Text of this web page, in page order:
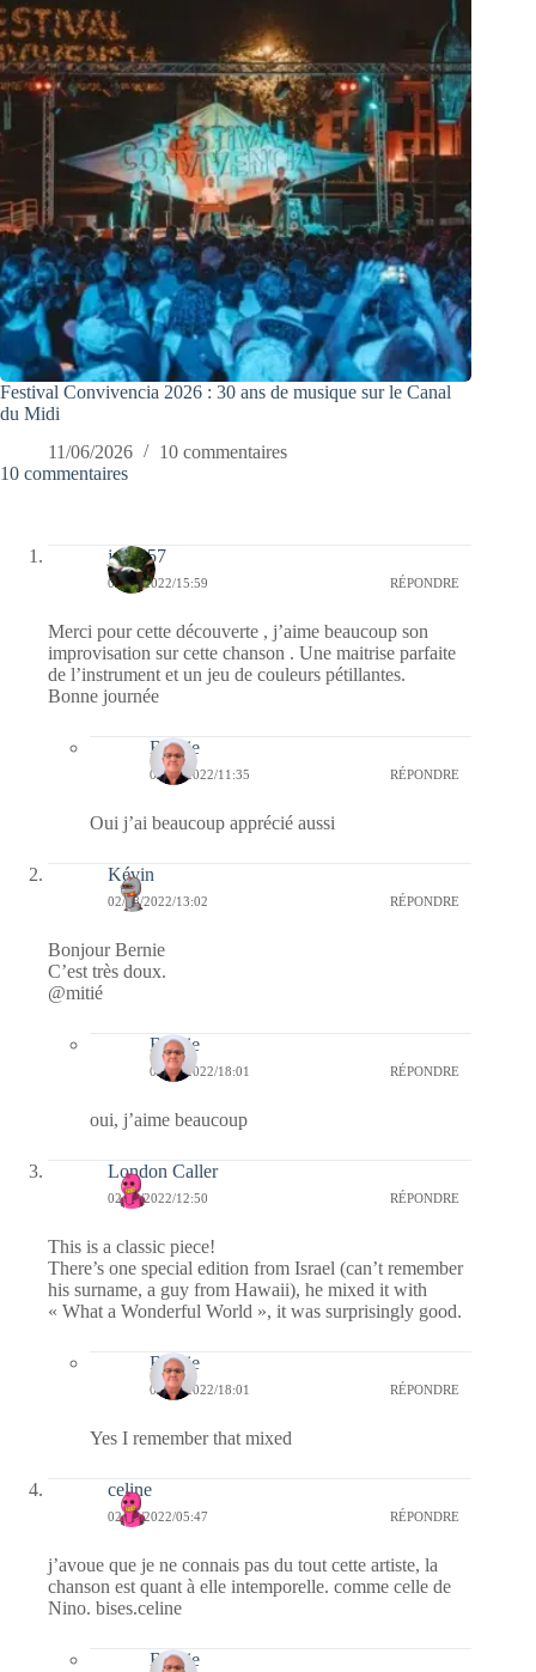
Festival Convivencia 2026 : 30 ans de musique sur le Canal
du Midi
11/06/2026
10 commentaires
10 commentaires
jazzy57
03/08/2022/15:59 RÉPONDRE
Merci pour cette découverte , j’aime beaucoup son
improvisation sur cette chanson . Une maitrise parfaite
de l’instrument et un jeu de couleurs pétillantes.
Bonne journée
Bernie
07/08/2022/11:35 RÉPONDRE
Oui j’ai beaucoup apprécié aussi
Kévin
02/08/2022/13:02 RÉPONDRE
Bonjour Bernie
C’est très doux.
@mitié
Bernie
02/08/2022/18:01 RÉPONDRE
oui, j’aime beaucoup
London Caller
02/08/2022/12:50 RÉPONDRE
This is a classic piece!
There’s one special edition from Israel (can’t remember
his surname, a guy from Hawaii), he mixed it with
« What a Wonderful World », it was surprisingly good.
Bernie
02/08/2022/18:01 RÉPONDRE
Yes I remember that mixed
celine
02/08/2022/05:47 RÉPONDRE
j’avoue que je ne connais pas du tout cette artiste, la
chanson est quant à elle intemporelle. comme celle de
Nino. bises.celine
Bernie